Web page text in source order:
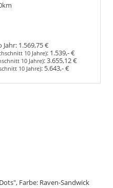
Jahr: 1.569,75 €
10 Jahre): 1.539,- €
10 Jahre):3.655,12 €
10 Jahre): 5.643,- €
Farbe: Raven-Sandwick